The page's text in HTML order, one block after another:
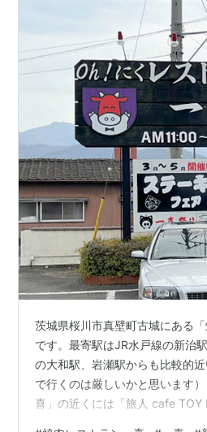
茨城県桜川市真壁町古城にある「
です。最寄駅はJR水戸線の新治
の大和駅、岩瀬駅からも比較的
で行くのは厳しいかと思います
喜」の近くには「旅人 cafe TOY